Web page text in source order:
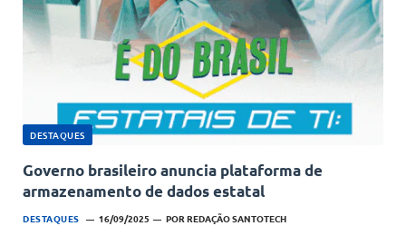
DESTAQUES
Governo brasileiro anuncia plataforma de
armazenamento de dados estatal
DESTAQUES 16/09/2025 POR REDAÇÃO SANTOTECH